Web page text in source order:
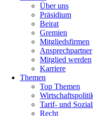
Über uns
Präsidium
Beirat
Gremien
Mitgliedsfirmen
Ansprechpartner
Mitglied werden
Karriere
Themen
Top Themen
Tarif- und
Recht